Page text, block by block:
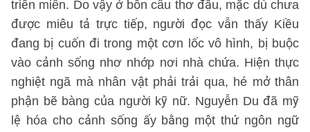
triền miên. Do vậy ở bốn câu thơ đầu, mặc dù chưa
được miêu tả trực tiếp, người đọc vẫn thấy Kiều
đang bị cuốn đi trong một cơn lốc vô hình, bị buộc
vào cảnh sống nhơ nhớp nơi nhà chứa. Hiện thực
nghiệt ngã mà nhân vật phải trải qua, hé mở thân
phận bẽ bàng của người kỹ nữ. Nguyễn Du đã mỹ
lệ hóa cho cảnh sống ấy bằng một thứ ngôn ngữ